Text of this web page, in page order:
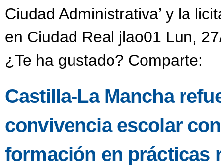
Ciudad Administrativa’ y la
en Ciudad Real jlao01 Lun,
¿Te ha gustado? Comparte:
Castilla-La Mancha
convivencia escolar
formación en prácticas